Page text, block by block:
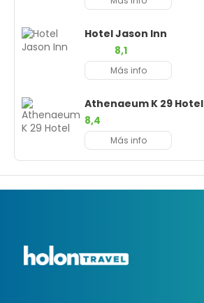
Hotel Jason Inn
8,1
Más info
Athenaeum K 29 Hotel
8,4
Más info